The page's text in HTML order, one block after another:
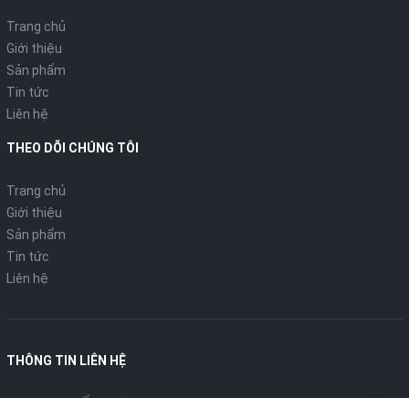
Trang chủ
Giới thiệu
Sản phẩm
Tin tức
Liên hệ
THEO DÕI CHÚNG TÔI
Trang chủ
Giới thiệu
Sản phẩm
Tin tức
Liên hệ
THÔNG TIN LIÊN HỆ